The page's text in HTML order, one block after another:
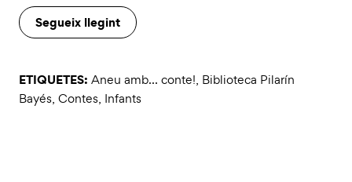
Segueix llegint
ETIQUETES: Aneu amb... conte!, Biblioteca Pilarín
Bayés, Contes, Infants